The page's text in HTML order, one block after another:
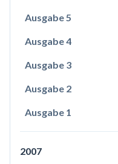
Ausgabe 5
Ausgabe 4
Ausgabe 3
Ausgabe 2
Ausgabe 1
2007